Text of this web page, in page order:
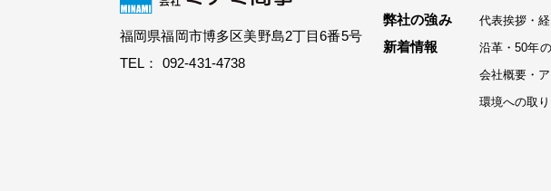
福岡県福岡市博多区美野島2丁目6番5号
TEL： 092-431-4738
弊社の強み
新着情報
代表挨拶・
沿革・50年
会社概要・
環境への取